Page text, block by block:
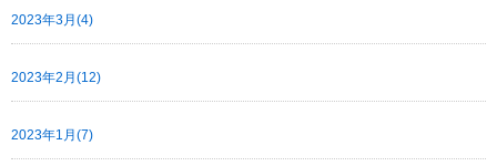
2023年3月(4)
2023年2月(12)
2023年1月(7)